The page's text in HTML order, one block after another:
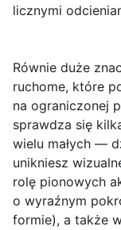
licznymi
Równie duże
ruchome, które
na ograniczonej
sprawdza się
wielu małych —
unikniesz
rolę pionowych
o wyraźnym
formie), a także